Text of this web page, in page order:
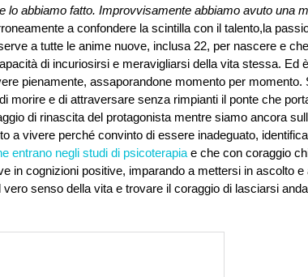
abbiamo fatto. Improvvisamente abbiamo avuto una
a confondere la scintilla con il talento,la
a tutte le anime nuove, inclusa 22, per nascere e
di incuriosirsi e meravigliarsi della vita stessa. Ed
pienamente, assaporandone momento per
e di attraversare senza rimpianti il ponte che
di rinascita del protagonista mentre siamo ancora
a vivere perché convinto di essere inadeguato,
entrano negli studi di psicoterapia e che con coraggio
in cognizioni positive, imparando a mettersi in ascolto
senso della vita e trovare il coraggio di lasciarsi